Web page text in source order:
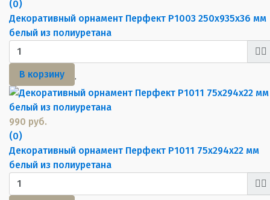
(0)
Декоративный орнамент Перфект P1003 250х935х36 мм
белый из полиуретана
В корзину
990 руб.
(0)
Декоративный орнамент Перфект P1011 75х294х22 мм
белый из полиуретана